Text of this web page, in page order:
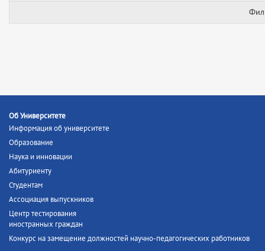
Об Университете
Информация об университете
Образование
Наука и инновации
Абитуриенту
Студентам
Ассоциация выпускников
Центр тестирования
иностранных граждан
Конкурс на замещение должностей научно-педагогических работников